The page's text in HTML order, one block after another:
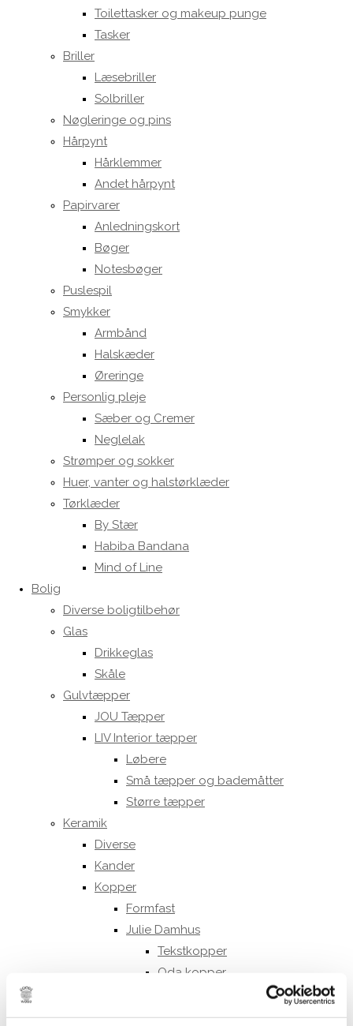
Toilettasker og makeup punge
Tasker
Briller
Læsebriller
Solbriller
Nøgleringe og pins
Hårpynt
Hårklemmer
Andet hårpynt
Papirvarer
Anledningskort
Bøger
Notesbøger
Puslespil
Smykker
Armbånd
Halskæder
Øreringe
Personlig pleje
Sæber og Cremer
Neglelak
Strømper og sokker
Huer, vanter og halstørklæder
Tørklæder
By Stær
Habiba Bandana
Mind of Line
Bolig
Diverse boligtilbehør
Glas
Drikkeglas
Skåle
Gulvtæpper
JOU Tæpper
LIV Interior tæpper
Løbere
Små tæpper og bademåtter
Større tæpper
Keramik
Diverse
Kander
Kopper
Formfast
Julie Damhus
Tekstkopper
Oda kopper
Kraki kopper